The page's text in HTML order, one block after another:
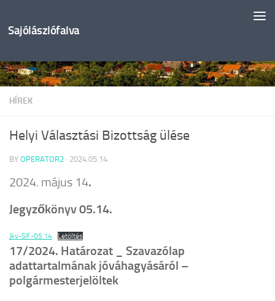
Sajólászlófalva
HÍREK
Helyi Választási Bizottság ülése
BY OPERATOR2 · 2024.05.14.
2024. május 14.
Jegyzőkönyv 05.14.
Jkv-Slf.-05.14 Letöltés
17/2024. Határozat _ Szavazólap
adattartalmának jóváhagyásáról –
polgármesterjelöltek